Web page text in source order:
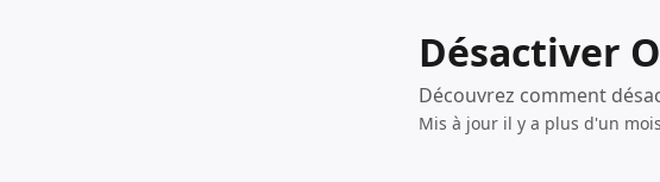
Désactiver
Découvrez comment
Mis à jour il y a plus d'un mois